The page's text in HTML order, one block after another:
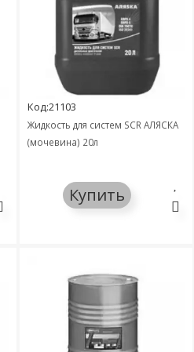
Код:21103
Жидкость для систем SCR АЛЯСКА
(мочевина) 20л
Купить